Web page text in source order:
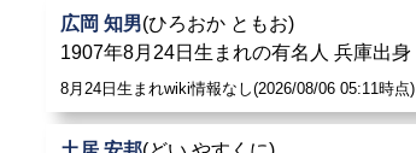
広岡 知男(ひろおか ともお)
1907年8月24日生まれの有名人 兵庫出身
8月24日生まれwiki情報なし(2026/08/06 05:11時点)